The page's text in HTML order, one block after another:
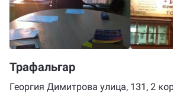
Трафальгар
Георгия Димитрова улица, 131, 2